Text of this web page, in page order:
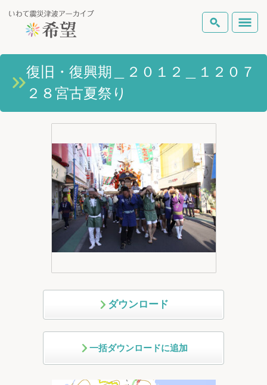
いわて震災津波アーカイブとは
岩手県の被害状況
ピックアップコンテンツ
Foreign Laguage
検索
復旧・復興期＿２０１２＿１２０７
２８宮古夏祭り
ダウンロード
一括ダウンロードに追加